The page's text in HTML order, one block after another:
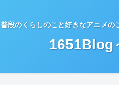
普段のくらしのこと好きなアニメの
1651Blog